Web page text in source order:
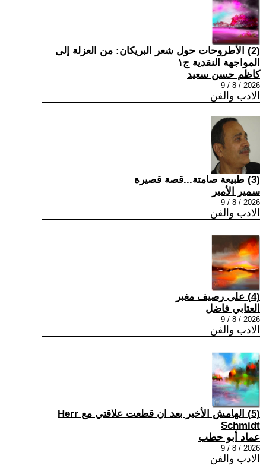
(2) الأطروحات حول شعر البريكان: من العزلة إلى
المواجهة النقدية ج١
كاظم حسن سعيد
2026 / 8 / 9
الادب والفن
(3) طبيعة صامتة...قصة قصيرة
سمير الأمير
2026 / 8 / 9
الادب والفن
(4) على رصيف مغبر
العتابي فاضل
2026 / 8 / 9
الادب والفن
(5) الهامش الأخير بعد ان قطعت علاقتي مع Herr
Schmidt
عماد أبو حطب
2026 / 8 / 9
الادب والفن